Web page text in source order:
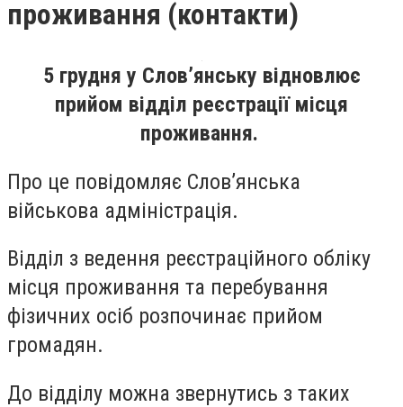
проживання (контакти)
5 грудня у Слов’янську відновлює
прийом відділ реєстрації місця
проживання.
Про це повідомляє Слов’янська
військова адміністрація.
Відділ з ведення реєстраційного обліку
місця проживання та перебування
фізичних осіб розпочинає прийом
громадян.
До відділу можна звернутись з таких